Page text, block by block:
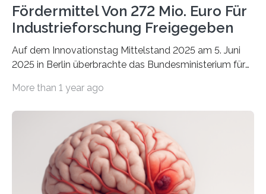
Fördermittel Von 272 Mio. Euro Für
Industrieforschung Freigegeben
Auf dem Innovationstag Mittelstand 2025 am 5. Juni
2025 in Berlin überbrachte das Bundesministerium für
Überplanmäßige Verpflichtungsermächtigungen in
Woche vom Haushaltsausschuss freigegeben – unter
anderem zur Unterstützung der
Industrieforschungsprogramme Industrielle
Gemeinschaftsforschung (IGF), Zentrales
Innovationsprogramm Mittelstand (ZIM) und
More than 1 year ago